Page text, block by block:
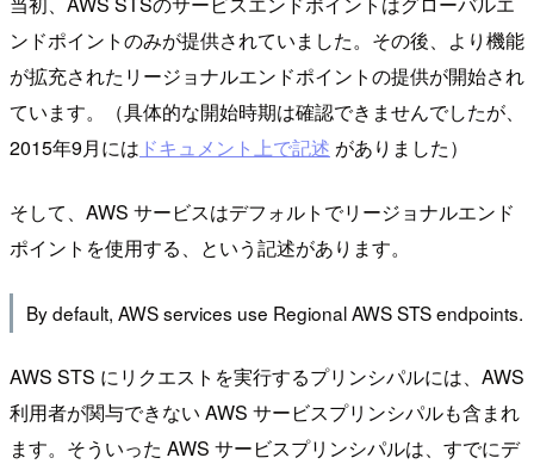
ンドポイントのみが提供されていました。その後、より機能
が拡充されたリージョナルエンドポイントの提供が開始され
ています。（具体的な開始時期は確認できませんでしたが、
2015年9月には ドキュメント上で記述 がありました）
そして、AWS サービスはデフォルトでリージョナルエンド
ポイントを使用する、という記述があります。
By default, AWS services use Regional AWS STS endpoints.
AWS STS にリクエストを実行するプリンシパルには、AWS
利用者が関与できない AWS サービスプリンシパルも含まれ
ます。そういった AWS サービスプリンシパルは、すでにデ